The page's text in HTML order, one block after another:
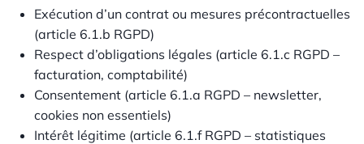
Exécution d’un contrat ou mesures précontractuelles
(article 6.1.b RGPD)
Respect d’obligations légales (article 6.1.c RGPD –
facturation, comptabilité)
Consentement (article 6.1.a RGPD – newsletter,
cookies non essentiels)
Intérêt légitime (article 6.1.f RGPD – statistiques